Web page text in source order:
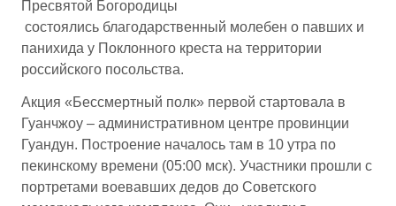
Пресвятой Богородицы
состоялись благодарственный молебен о павших и
панихида у Поклонного креста на территории
российского посольства.
Акция «Бессмертный полк» первой стартовала в
Гуанчжоу – административном центре провинции
Гуандун. Построение началось там в 10 утра по
пекинскому времени (05:00 мск). Участники прошли с
портретами воевавших дедов до Советского